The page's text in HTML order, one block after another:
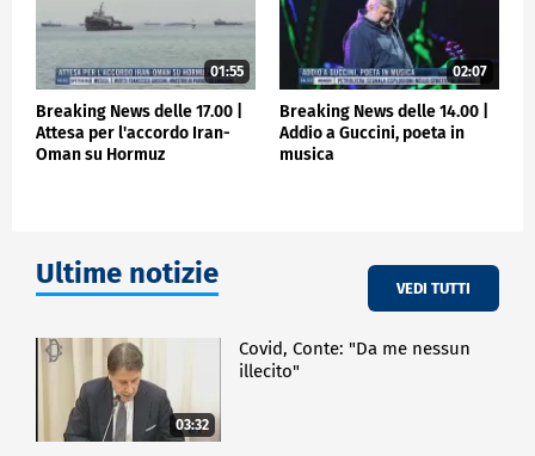
01:55
Breaking News delle 17.00 |
Attesa per l'accordo Iran-
Oman su Hormuz
02:07
Breaking News delle 14.00 |
Addio a Guccini, poeta in
musica
Ultime notizie VEDI TUTTI
03:32
Covid, Conte: "Da me nessun
illecito"